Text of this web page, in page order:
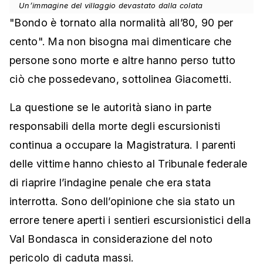
Un’immagine del villaggio devastato dalla colata
"Bondo è tornato alla normalità all’80, 90 per
cento". Ma non bisogna mai dimenticare che
persone sono morte e altre hanno perso tutto
ciò che possedevano, sottolinea Giacometti.
La questione se le autorità siano in parte
responsabili della morte degli escursionisti
continua a occupare la Magistratura. I parenti
delle vittime hanno chiesto al Tribunale federale
di riaprire l’indagine penale che era stata
interrotta. Sono dell’opinione che sia stato un
errore tenere aperti i sentieri escursionistici della
Val Bondasca in considerazione del noto
pericolo di caduta massi.